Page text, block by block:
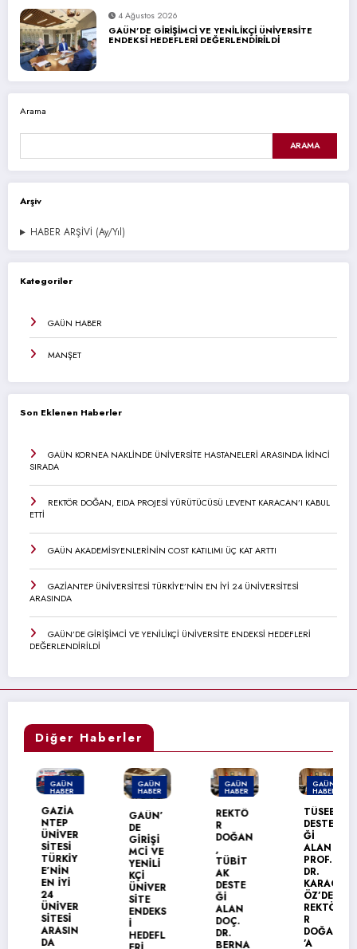
4 Ağustos 2026
GAÜN’DE GİRİŞİMCİ VE YENİLİKÇİ ÜNİVERSİTE
ENDEKSİ HEDEFLERİ DEĞERLENDİRİLDİ
Arama
ARAMA
Arşiv
HABER ARŞİVİ (Ay/Yıl)
Kategoriler
GAÜN HABER
MANŞET
Son Eklenen Haberler
GAÜN KORNEA NAKLİNDE ÜNİVERSİTE HASTANELERİ ARASINDA İKİNCİ
SIRADA
REKTÖR DOĞAN, EIDA PROJESİ YÜRÜTÜCÜSÜ LEVENT KARACAN’I KABUL
ETTİ
GAÜN AKADEMİSYENLERİNİN COST KATILIMI ÜÇ KAT ARTTI
GAZİANTEP ÜNİVERSİTESİ TÜRKİYE’NİN EN İYİ 24 ÜNİVERSİTESİ
ARASINDA
GAÜN’DE GİRİŞİMCİ VE YENİLİKÇİ ÜNİVERSİTE ENDEKSİ HEDEFLERİ
DEĞERLENDİRİLDİ
Diğer Haberler
GAÜN
HABER
MANŞET
GAZİA
NTEP
ÜNİVER
SİTESİ
TÜRKİY
E’NİN
EN İYİ
24
ÜNİVER
SİTESİ
ARASIN
DA
GAÜN
HABER
GAÜN’
GİRİŞİ
MCİ VE
YENİLİ
KÇİ
ÜNİVER
SİTE
ENDEKS
HEDEFL
GAÜN
HABER
REKTÖ
DOĞAN
TÜBİT
AK
DESTE
ALAN
DOÇ.
DR.
BERNA
GAÜN
HABER
TÜSEB
DESTE
ALAN
PROF.
DR.
KARAG
ÖZ’DEN
REKTÖ
DOĞAN